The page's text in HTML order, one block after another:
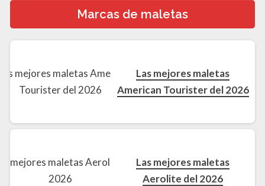
Marcas de maletas
Las mejores maletas
American Tourister del 2026
Las mejores maletas
Aerolite del 2026